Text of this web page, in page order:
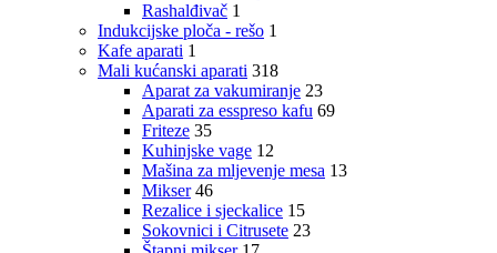
Rashalđivač 1
Indukcijske ploča - rešo 1
Kafe aparati 1
Mali kućanski aparati 318
Aparat za vakumiranje 23
Aparati za esspreso kafu 69
Friteze 35
Kuhinjske vage 12
Mašina za mljevenje mesa 13
Mikser 46
Rezalice i sjeckalice 15
Sokovnici i Citrusete 23